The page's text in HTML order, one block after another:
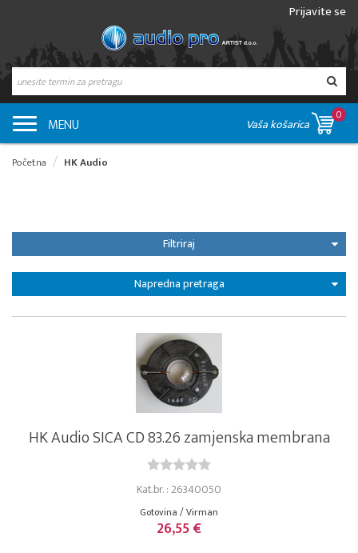
Prijavite se
MENU Vaša košarica
0
Početna HK Audio
Filtriraj
Napredna pretraga
HK Audio SICA CD 83.26 zamjenska membrana
Kat.br. : 26340050
Gotovina / Virman
26,55 €